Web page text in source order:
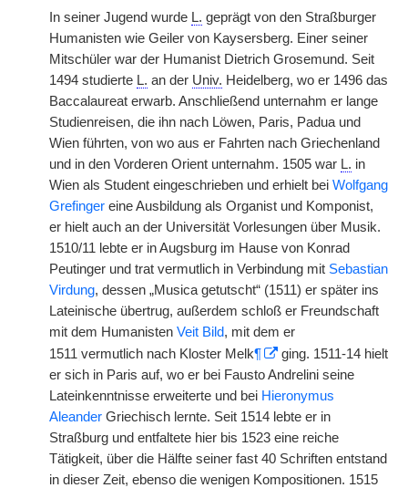
In seiner Jugend wurde L. geprägt von den Straßburger
Humanisten wie Geiler von Kaysersberg. Einer seiner
Mitschüler war der Humanist Dietrich Grosemund. Seit
1494 studierte L. an der Univ. Heidelberg, wo er 1496 das
Baccalaureat erwarb. Anschließend unternahm er lange
Studienreisen, die ihn nach Löwen, Paris, Padua und
Wien führten, von wo aus er Fahrten nach Griechenland
und in den Vorderen Orient unternahm. 1505 war L. in
Wien als Student eingeschrieben und erhielt bei Wolfgang
Grefinger eine Ausbildung als Organist und Komponist,
er hielt auch an der Universität Vorlesungen über Musik.
1510/11 lebte er in Augsburg im Hause von Konrad
Peutinger und trat vermutlich in Verbindung mit Sebastian
Virdung, dessen „Musica getutscht“ (1511) er später ins
Lateinische übertrug, außerdem schloß er Freundschaft
mit dem Humanisten Veit Bild, mit dem er
1511 vermutlich nach Kloster Melk¶
ging. 1511-14 hielt
er sich in Paris auf, wo er bei Fausto Andrelini seine
Lateinkenntnisse erweiterte und bei Hieronymus
Aleander Griechisch lernte. Seit 1514 lebte er in
Straßburg und entfaltete hier bis 1523 eine reiche
Tätigkeit, über die Hälfte seiner fast 40 Schriften entstand
in dieser Zeit, ebenso die wenigen Kompositionen. 1515